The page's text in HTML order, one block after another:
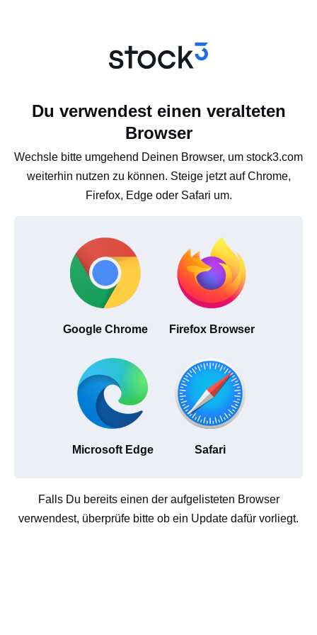
Du verwendest einen veralteten
Browser
Wechsle bitte umgehend Deinen Browser, um stock3.com
weiterhin nutzen zu können. Steige jetzt auf Chrome,
Firefox, Edge oder Safari um.
Google Chrome Firefox Browser
Microsoft Edge Safari
Falls Du bereits einen der aufgelisteten Browser
verwendest, überprüfe bitte ob ein Update dafür vorliegt.